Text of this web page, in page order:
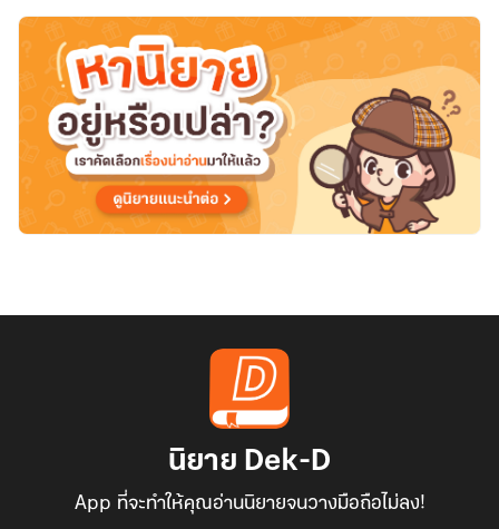
นวิล
เลีย
(The
Clockwork
Oracle
The
Watchmaker
of
นิยาย Dek-D
App ที่จะทำให้คุณอ่านนิยายจนวางมือถือไม่ลง!